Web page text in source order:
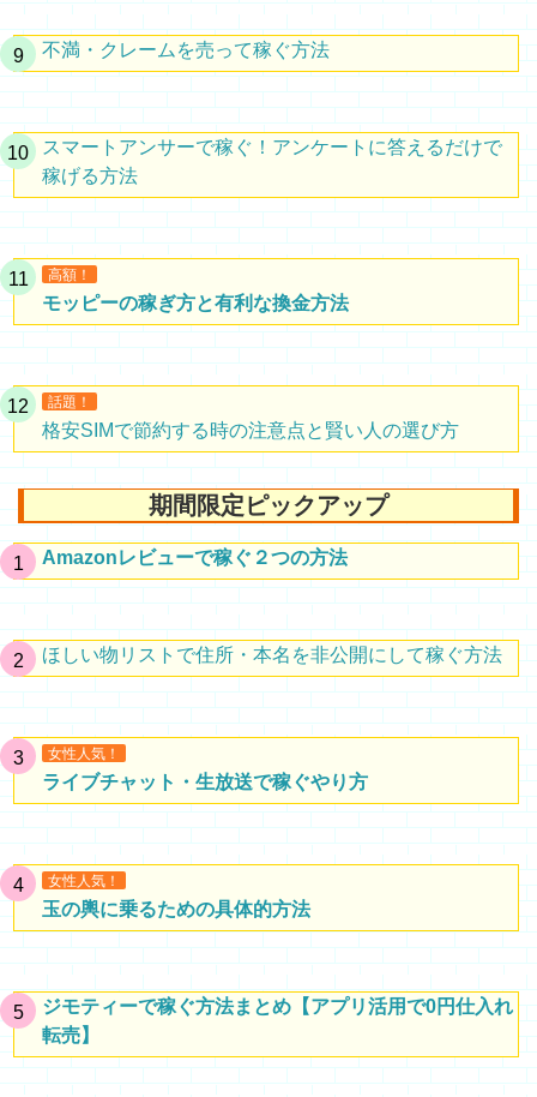
不満・クレームを売って稼ぐ方法
スマートアンサーで稼ぐ！アンケートに答えるだけで
稼げる方法
高額！
モッピーの稼ぎ方と有利な換金方法
話題！
格安SIMで節約する時の注意点と賢い人の選び方
期間限定ピックアップ
Amazonレビューで稼ぐ２つの方法
ほしい物リストで住所・本名を非公開にして稼ぐ方法
女性人気！
ライブチャット・生放送で稼ぐやり方
女性人気！
玉の輿に乗るための具体的方法
ジモティーで稼ぐ方法まとめ【アプリ活用で0円仕入れ
転売】